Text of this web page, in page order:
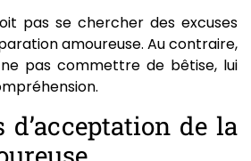
pas se chercher des excuses
amoureuse. Au contraire,
pas commettre de bêtise, lui
d’acceptation de la